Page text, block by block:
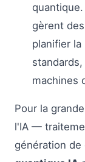
gèrent
planifier la
machines
Pour la
l'IA —
génération